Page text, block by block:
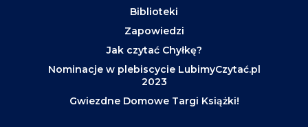
Biblioteki
Zapowiedzi
Jak czytać Chyłkę?
Nominacje w plebiscycie LubimyCzytać.pl
2023
Gwiezdne Domowe Targi Książki!